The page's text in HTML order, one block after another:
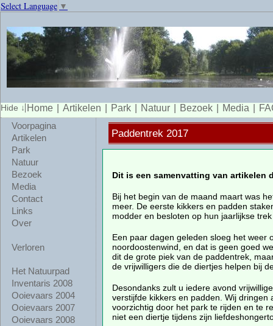
Select Language ▼
Home Artikelen Park Natuur Bezoek Media
Voorpagina
Artikelen
Park
Natuur
Bezoek
Media
Contact
Links
Over
Verloren
Het Natuurpad
Inventaris 2008
Ooievaars 2004
Ooievaars 2007
Ooievaars 2008
Paddentrek 2017
Dit is een samenvatting van artikelen
Bij het begin van de maand maart was
meer. De eerste kikkers en padden
modder en besloten op hun jaarlijkse
Een paar dagen geleden sloeg het weer
noordoostenwind, en dat is geen goed
dit de grote piek van de paddentrek,
de vrijwilligers die de diertjes helpen bij
Desondanks zult u iedere avond
verstijfde kikkers en padden. Wij dringen
voorzichtig door het park te rijden en te
niet een diertje tijdens zijn